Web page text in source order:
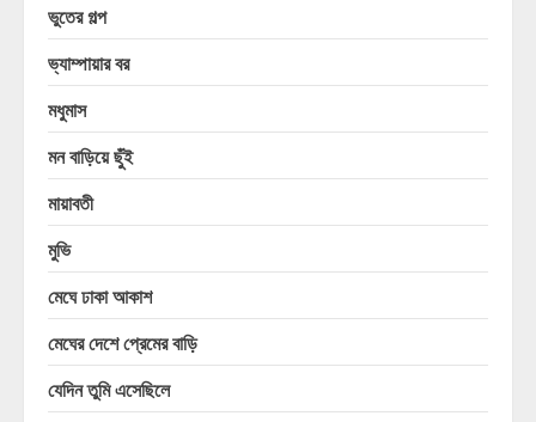
ভুতের গল্প
ভ্যাম্পায়ার বর
মধুমাস
মন বাড়িয়ে ছুঁই
মায়াবতী
মুভি
মেঘে ঢাকা আকাশ
মেঘের দেশে প্রেমের বাড়ি
যেদিন তুমি এসেছিলে